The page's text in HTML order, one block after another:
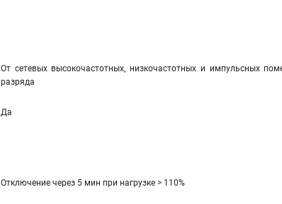
От сетевых высокочастотных, низкочастотных и импульсных
разряда
Да
Отключение через 5 мин при нагрузке > 110%